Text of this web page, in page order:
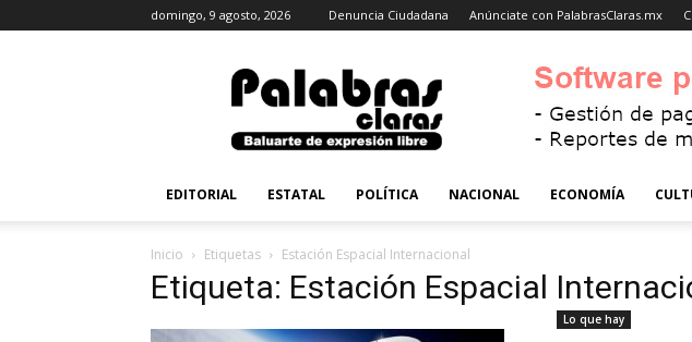
domingo, 9 agosto, 2026 Denuncia Ciudadana Anúnciate con PalabrasClaras.mx
PalabrasClaras.mx
EDITORIAL ESTATAL POLÍTICA NACIONAL ECONOMÍA
Inicio Etiquetas Estación Espacial Internacional
Etiqueta: Estación Espacial
Lo que hay